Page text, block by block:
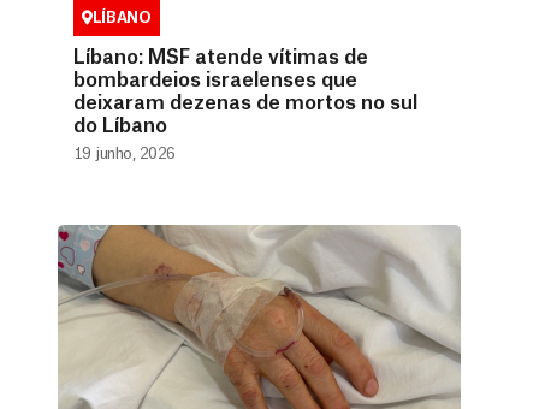
LÍBANO
Líbano: MSF atende vítimas de
bombardeios israelenses que
deixaram dezenas de mortos no sul
do Líbano
19 junho, 2026